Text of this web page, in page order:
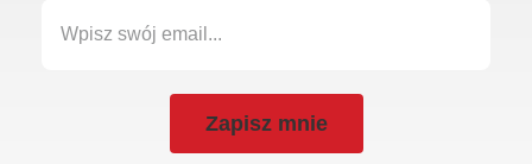
Zapisz mnie